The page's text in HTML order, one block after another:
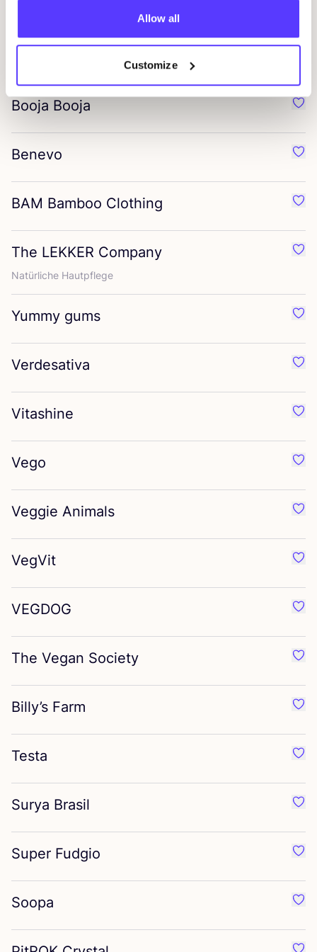
Allow all
Customize
Booja Booja
Benevo
BAM Bamboo Clothing
The LEKKER Company
Natür­li­che Hautpflege
Yummy gums
Verdesativa
Vitashine
Vego
Veggie Animals
VegVit
VEGDOG
The Vegan Society
Billy’s Farm
Testa
Surya Brasil
Super Fudgio
Soopa